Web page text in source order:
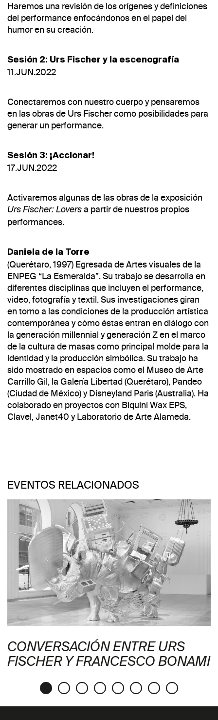
Haremos una revisión de los orígenes y definiciones
del performance enfocándonos en el papel del
humor en su creación.
Sesión 2: Urs Fischer y la escenografía
11.JUN.2022
Conectaremos con nuestro cuerpo y pensaremos
en las obras de Urs Fischer como posibilidades para
generar un performance.
Sesión 3: ¡Accionar!
17.JUN.2022
Activaremos algunas de las obras de la exposición
Urs Fischer: Lovers a partir de nuestros propios
performances.
Daniela de la Torre
(Querétaro, 1997) Egresada de Artes visuales de la
ENPEG “La Esmeralda”. Su trabajo se desarrolla en
diferentes disciplinas que incluyen el performance,
video, fotografía y textil. Sus investigaciones giran
en torno a las condiciones de la producción artística
contemporánea y cómo éstas entran en diálogo con
la generación millennial y generación Z en el marco
de la cultura de masas como principal molde para la
identidad y la producción simbólica. Su trabajo ha
sido mostrado en espacios como el Museo de Arte
Carrillo Gil, la Galería Libertad (Querétaro), Pandeo
(Ciudad de México) y Disneyland Paris (Australia). Ha
colaborado en proyectos con Biquini Wax EPS,
Clavel, Janet40 y Laboratorio de Arte Alameda.
EVENTOS RELACIONADOS
CONVERSACIÓN ENTRE URS
FISCHER Y FRANCESCO BONAMI